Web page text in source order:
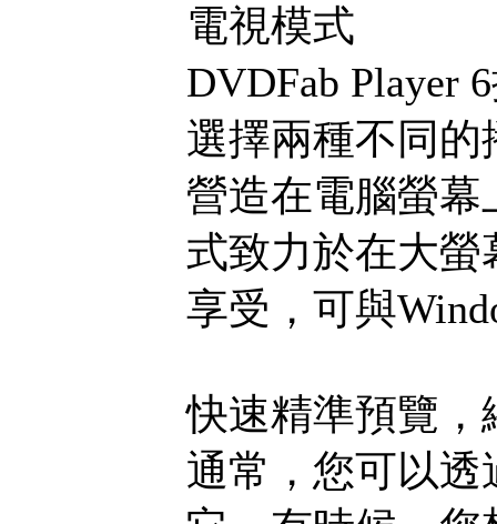
電視模式
DVDFab Player
選擇兩種不同
營造在電腦螢
式致力於在大
享受，可與
快速精準預覽
通常，您可以